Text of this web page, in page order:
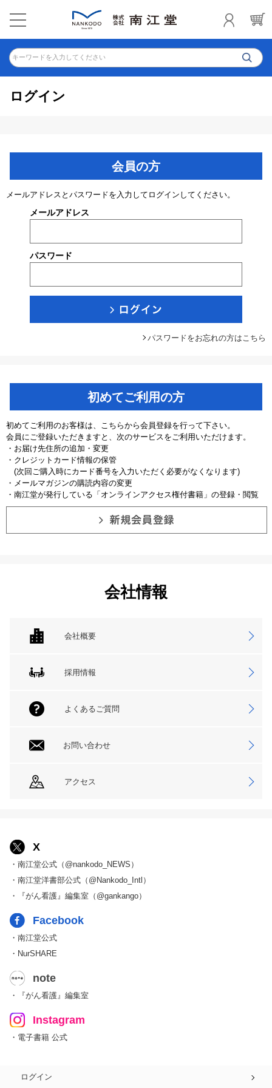
キーワードを入力してください
ログイン
会員の方
メールアドレスとパスワードを入力してログインしてください。
メールアドレス
パスワード
パスワードをお忘れの方はこちら
初めてご利用の方
初めてご利用のお客様は、こちらから会員登録を行って下さい。
会員にご登録いただきますと、次のサービスをご利用いただけます。
・お届け先住所の追加・変更
・クレジットカード情報の保管
(次回ご購入時にカード番号を入力いただく必要がなくなります)
・メールマガジンの購読内容の変更
・南江堂が発行している「オンラインアクセス権付書籍」の登録・閲覧
会社情報
会社概要
採用情報
よくあるご質問
お問い合わせ
アクセス
X
・南江堂公式（@nankodo_NEWS）
・南江堂洋書部公式（@Nankodo_Intl）
・『がん看護』編集室（@gankango）
Facebook
・南江堂公式
・NurSHARE
note
・『がん看護』編集室
Instagram
・電子書籍 公式
ログイン